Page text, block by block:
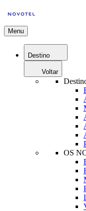
Menu
Destino
Voltar
OS